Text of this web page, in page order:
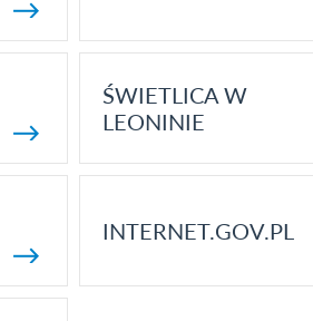
ŚWIETLICA W
LEONINIE
INTERNET.GOV.PL